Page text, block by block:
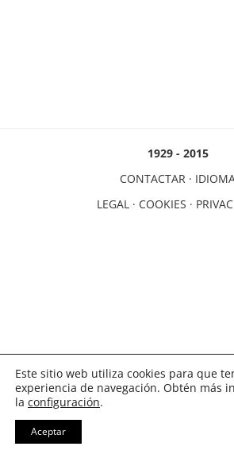
1929 - 2015
CONTACTAR ·
LEGAL· COOKIES ·
Este sitio web utiliza cookies para que
experiencia de navegación. Obtén más
la configuración.
Aceptar